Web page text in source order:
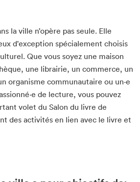
la ville n’opère pas seule. Elle
d'exception spécialement choisis
Que vous soyez une maison
une librairie, un commerce, un
organisme communautaire ou un·e
de lecture, vous pouvez
volet du Salon du livre de
des activités en lien avec le livre et